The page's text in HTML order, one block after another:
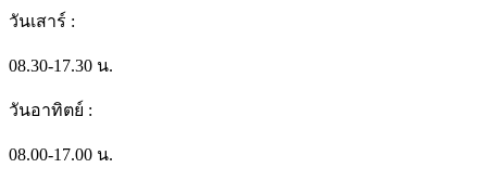
วันเสาร์ :
08.30-17.30 น.
วันอาทิตย์ :
08.00-17.00 น.